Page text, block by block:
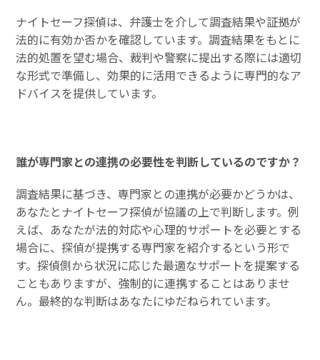
ナイトセーフ探偵は、弁護士を介して調査結果や証拠が
法的に有効か否かを確認しています。調査結果をもとに
法的処置を望む場合、裁判や警察に提出する際には適切
な形式で準備し、効果的に活用できるように専門的なア
ドバイスを提供しています。
誰が専門家との連携の必要性を判断しているのですか？
調査結果に基づき、専門家との連携が必要かどうかは、
あなたとナイトセーフ探偵が協議の上で判断します。例
えば、あなたが法的対応や心理的サポートを必要とする
場合に、探偵が提携する専門家を紹介するという形で
す。探偵側から状況に応じた最適なサポートを提案する
こともありますが、強制的に連携することはありませ
ん。最終的な判断はあなたにゆだねられています。